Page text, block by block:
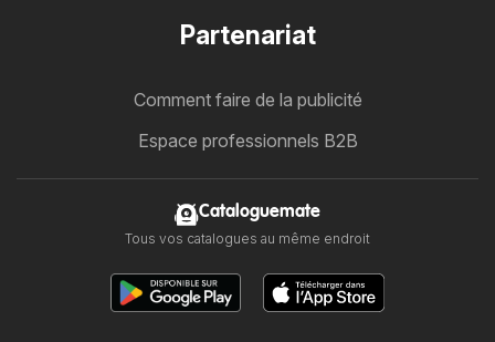
Partenariat
Comment faire de la publicité
Espace professionnels B2B
Cataloguemate
Tous vos catalogues au même endroit